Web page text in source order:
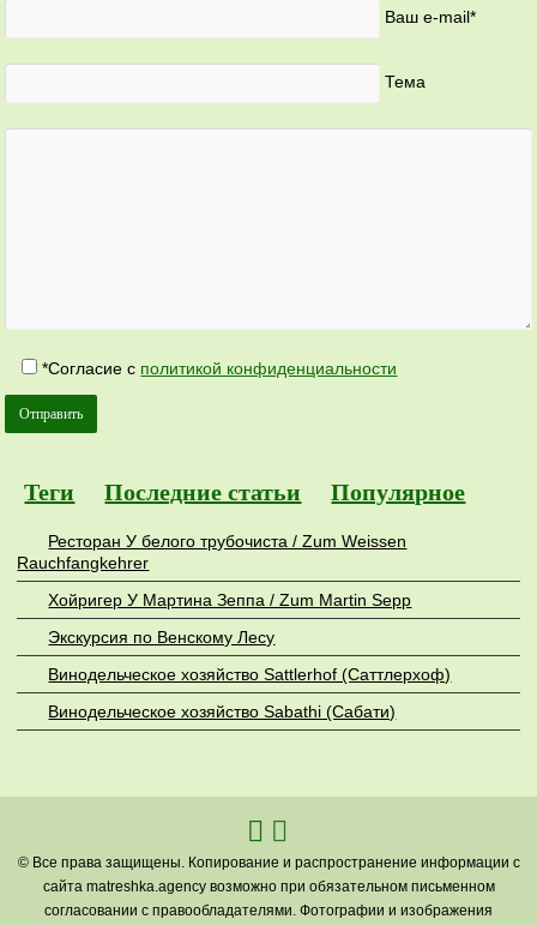
Ваш e-mail*
Тема
*Согласие с политикой конфиденциальности
Теги Последние статьи Популярное
Ресторан У белого трубочиста / Zum Weissen
Rauchfangkehrer
Хойригер У Мартина Зеппа / Zum Martin Sepp
Экскурсия по Венскому Лесу
Винодельческое хозяйство Sattlerhof (Саттлерхоф)
Винодельческое хозяйство Sabathi (Сабати)
© Все права защищены. Копирование и распространение информации с
сайта matreshka.agency возможно при обязательном письменном
согласовании с правообладателями. Фотографии и изображения